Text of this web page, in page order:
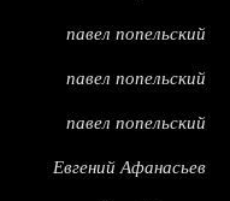
павел попельский
павел попельский
павел попельский
Евгений Афанасьев